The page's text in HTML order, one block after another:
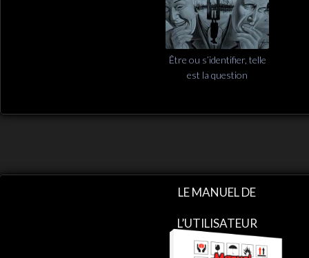
Être ou s’identifier, telle
est la question
LE MANUEL DE
L’UTILISATEUR